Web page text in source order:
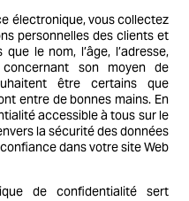
électronique, vous collectez
personnelles des clients et
le nom, l’âge, l’adresse,
son moyen de
être certains que
entre de bonnes mains. En
accessible à tous sur le
la sécurité des données
dans votre site Web
de confidentialité sert